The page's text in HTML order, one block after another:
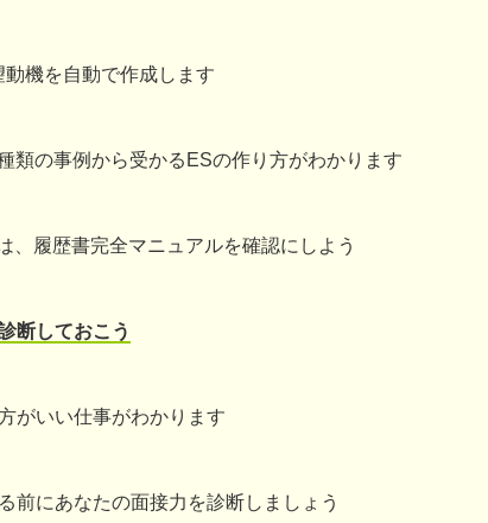
機を自動で作成します
類の事例から受かるESの作り方がわかります
、履歴書完全マニュアルを確認にしよう
断しておこう
がいい仕事がわかります
前にあなたの面接力を診断しましょう